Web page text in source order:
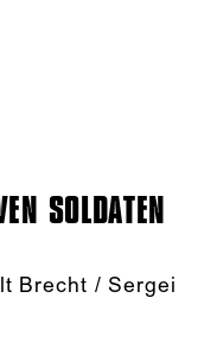
SOLDATEN
Brecht / Sergei